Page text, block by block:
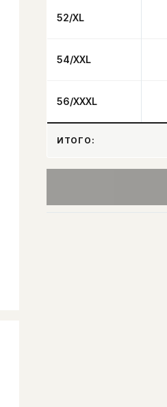
52/XL
54/XXL
56/XXXL
ИТОГО: